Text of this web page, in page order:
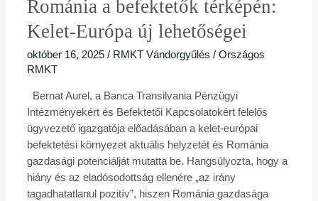
Románia a befektetők térképén:
Kelet-Európa új lehetőségei
október 16, 2025 / RMKT Vándorgyűlés / Országos
RMKT
Bernat Aurel, a Banca Transilvania Pénzügyi
Intézményekért és Befektetői Kapcsolatokért felelős
ügyvezető igazgatója előadásában a kelet-európai
befektetési környezet aktuális helyzetét és Románia
gazdasági potenciálját mutatta be. Hangsúlyozta, hogy a
hiány és az eladósodottság ellenére „az irány
tagadhatatlanul pozitív”, hiszen Románia gazdasága